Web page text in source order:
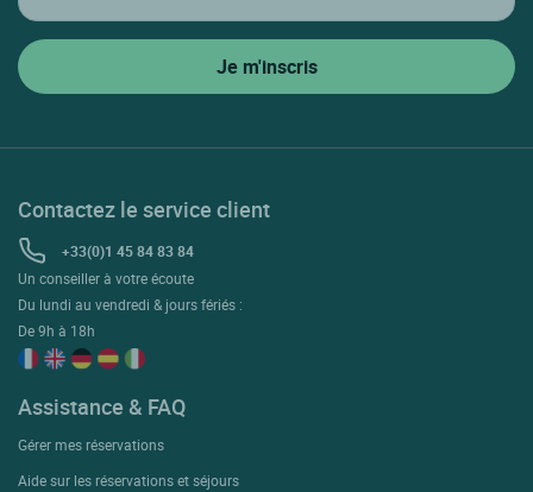
Contactez le service client
+33(0)1 45 84 83 84
Un conseiller à votre écoute
Du lundi au vendredi & jours fériés :
De 9h à 18h
Assistance & FAQ
Gérer mes réservations
Aide sur les réservations et séjours